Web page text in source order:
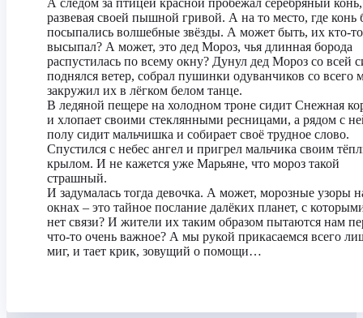
А следом за птицей красной пробежал серебряный конь,
развевая своей пышной гривой. А на то место, где конь
посыпались волшебные звёзды. А может быть, их кто-то
высыпал? А может, это дед Мороз, чья длинная борода
распустилась по всему окну? Дунул дед Мороз со всей
поднялся ветер, собрал пушинки одуванчиков со всего
закружил их в лёгком белом танце.
В ледяной пещере на холодном троне сидит Снежная
и хлопает своими стеклянными ресницами, а рядом с
полу сидит мальчишка и собирает своё трудное слово.
Спустился с небес ангел и пригрел мальчика своим
крылом. И не кажется уже Марьяне, что мороз такой
страшный.
И задумалась тогда девочка. А может, морозные узоры
окнах – это тайное послание далёких планет, с
нет связи? И жители их таким образом пытаются нам
что-то очень важное? А мы рукой прикасаемся всего
миг, и тает крик, зовущий о помощи…